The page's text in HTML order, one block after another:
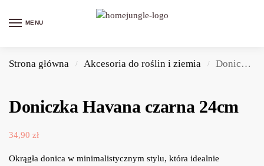
MENU
Strona główna / Akcesoria do roślin i ziemia / Doniczka Havana czarna 24cm
Doniczka Havana czarna 24cm
34,90 zł
Okrągła donica w minimalistycznym stylu, która idealnie